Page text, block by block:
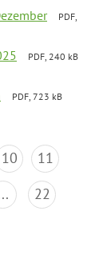
PDF,
PDF, 240 kB
PDF, 723 kB
10
11
22